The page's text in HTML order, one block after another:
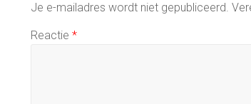
Je e-mailadres wordt niet gepubliceerd.
Reactie *